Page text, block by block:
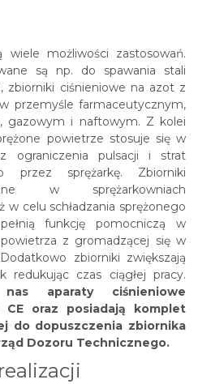
wiele możliwości zastosowań.
są np. do spawania stali
zbiorniki ciśnieniowe na azot z
przemyśle farmaceutycznym,
gazowym i naftowym. Z kolei
powietrze stosuje się w
ograniczenia pulsacji i strat
przez sprężarkę. Zbiorniki
w sprężarkowniach
celu schładzania sprężonego
funkcję pomocniczą w
z gromadzącej się w
zbiorniki zwiększają
redukując czas ciągłej pracy.
aparaty ciśnieniowe
oraz posiadają komplet
do dopuszczenia zbiornika
Dozoru Technicznego.